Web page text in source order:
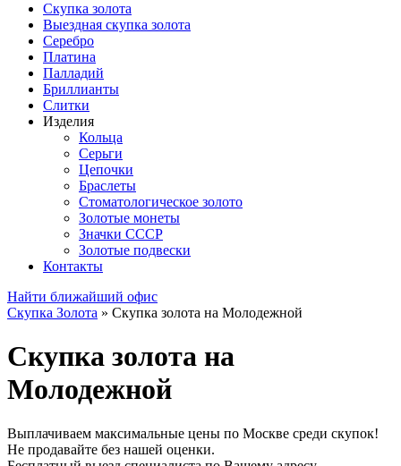
Скупка золота
Выездная скупка золота
Серебро
Платина
Палладий
Бриллианты
Слитки
Изделия
Кольца
Серьги
Цепочки
Браслеты
Стоматологическое золото
Золотые монеты
Значки СССР
Золотые подвески
Контакты
Найти ближайший офис
Скупка Золота » Скупка золота на Молодежной
Скупка золота на
Молодежной
Выплачиваем максимальные цены по Москве среди скупок!
Не продавайте без нашей оценки.